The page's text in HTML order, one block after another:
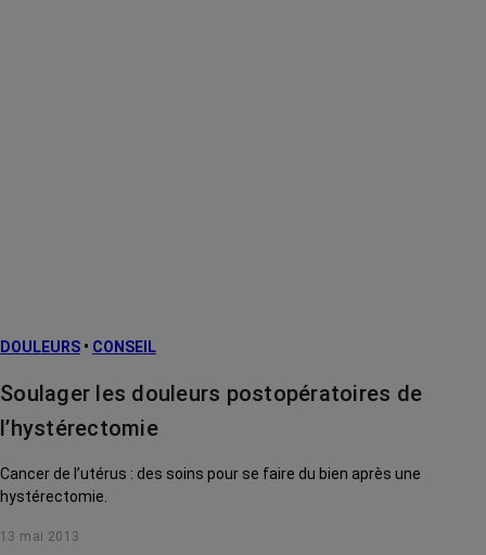
DOULEURS • CONSEIL
Soulager les douleurs postopératoires de
l’hystérectomie
Cancer de l’utérus : des soins pour se faire du bien après une
hystérectomie.
13 mai 2013